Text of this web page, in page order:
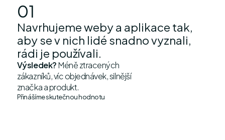
01
Navrhujeme weby a aplikace tak,
aby se v nich lidé snadno vyznali,
rádi je používali.
Výsledek?Méně ztracených
zákazníků, víc objednávek, silnější
značka a produkt.
Přinášíme skutečnou hodnotu